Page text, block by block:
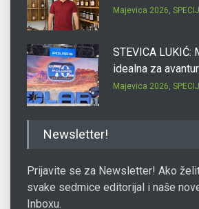
Majevica 2026,
STEVICA LUKIĆ:
idealna za
Majevica 2026,
Newsletter!
Prijavite se za Newsletter! Ako
svake sedmice editorijal i naše
Inboxu.